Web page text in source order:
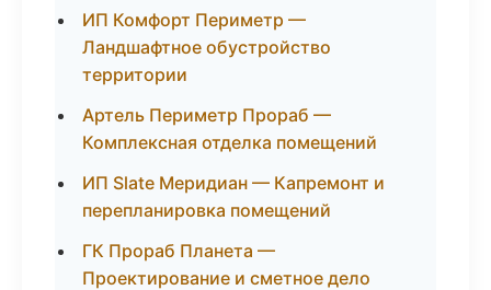
ИП Комфорт Периметр —
Ландшафтное обустройство
территории
Артель Периметр Прораб —
Комплексная отделка помещений
ИП Slate Меридиан — Капремонт и
перепланировка помещений
ГК Прораб Планета —
Проектирование и сметное дело